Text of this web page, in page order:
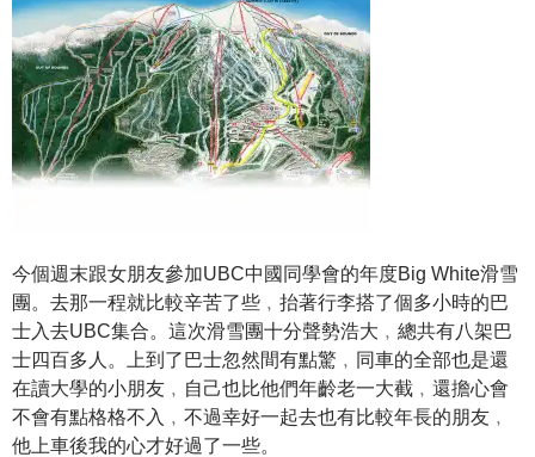
今個週末跟女朋友參加UBC中國同學會的年度Big White滑雪
團。去那一程就比較辛苦了些﹐抬著行李搭了個多小時的巴
士入去UBC集合。這次滑雪團十分聲勢浩大﹐總共有八架巴
士四百多人。上到了巴士忽然間有點驚﹐同車的全部也是還
在讀大學的小朋友﹐自己也比他們年齡老一大截﹐還擔心會
不會有點格格不入﹐不過幸好一起去也有比較年長的朋友﹐
他上車後我的心才好過了一些。